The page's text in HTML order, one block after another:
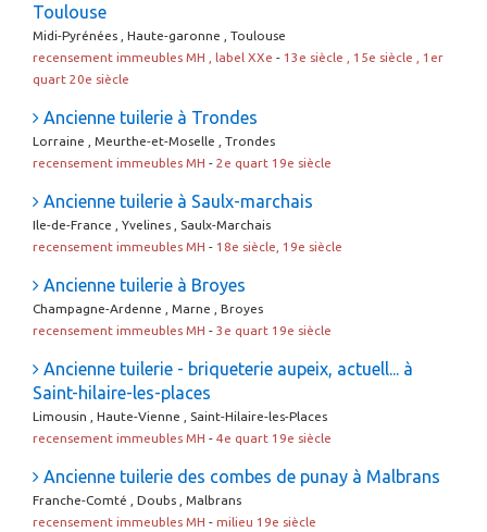
Toulouse
Midi-Pyrénées , Haute-garonne , Toulouse
recensement immeubles MH , label XXe - 13e siècle , 15e siècle , 1er
quart 20e siècle
Ancienne tuilerie à Trondes
Lorraine , Meurthe-et-Moselle , Trondes
recensement immeubles MH - 2e quart 19e siècle
Ancienne tuilerie à Saulx-marchais
Ile-de-France , Yvelines , Saulx-Marchais
recensement immeubles MH - 18e siècle, 19e siècle
Ancienne tuilerie à Broyes
Champagne-Ardenne , Marne , Broyes
recensement immeubles MH - 3e quart 19e siècle
Ancienne tuilerie - briqueterie aupeix, actuell... à
Saint-hilaire-les-places
Limousin , Haute-Vienne , Saint-Hilaire-les-Places
recensement immeubles MH - 4e quart 19e siècle
Ancienne tuilerie des combes de punay à Malbrans
Franche-Comté , Doubs , Malbrans
recensement immeubles MH - milieu 19e siècle